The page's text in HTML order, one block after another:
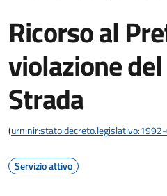
Ricorso al
violazione
Strada
(
Servizio attivo